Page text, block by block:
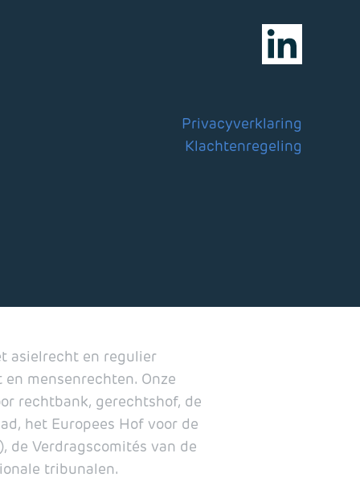
Privacyverklaring
Klachtenregeling
asielrecht en regulier
mensenrechten. Onze
rechtbank, gerechtshof, de
het Europees Hof voor de
de Verdragscomités van de
tribunalen.